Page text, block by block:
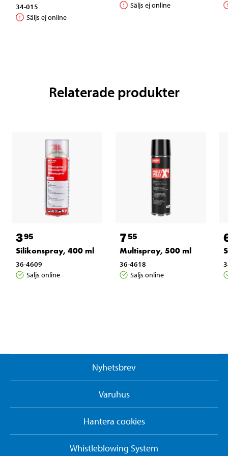
34-015
Säljs ej online
Säljs ej online
Relaterade produkter
395
Silikonspray, 400 ml
36-4609
Säljs online
755
Multispray, 500 ml
36-4618
Säljs online
Nyhetsbrev
Varuhus
Hantera cookies
Whistleblowing System